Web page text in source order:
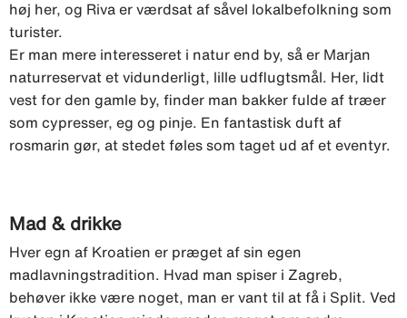
høj her, og Riva er værdsat af såvel lokalbefolkning som
turister.
Er man mere interesseret i natur end by, så er Marjan
naturreservat et vidunderligt, lille udflugtsmål. Her, lidt
vest for den gamle by, finder man bakker fulde af træer
som cypresser, eg og pinje. En fantastisk duft af
rosmarin gør, at stedet føles som taget ud af et eventyr.
Mad & drikke
Hver egn af Kroatien er præget af sin egen
madlavningstradition. Hvad man spiser i Zagreb,
behøver ikke være noget, man er vant til at få i Split. Ved